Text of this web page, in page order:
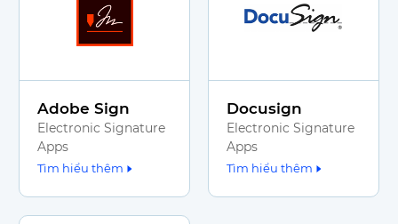
Adobe Sign
Electronic Signature
Apps
Tìm hiểu thêm
Docusign
Electronic Signature
Apps
Tìm hiểu thêm